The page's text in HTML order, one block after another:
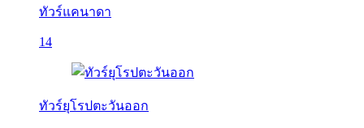
ทัวร์แคนาดา
14
ทัวร์ยุโรปตะวันออก